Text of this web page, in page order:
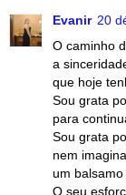
Evanir 20
O caminho
a
que hoje
Sou grata
para
Sou grata
nem
um
O seu